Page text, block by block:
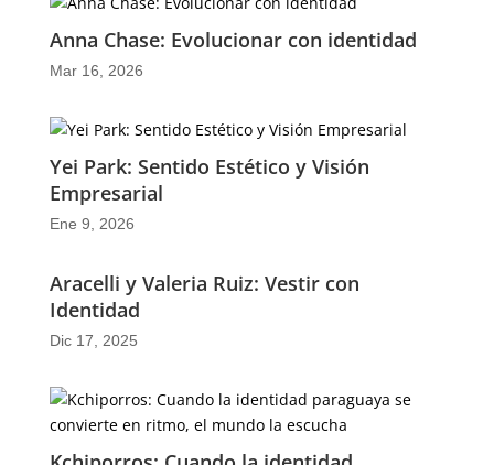
Anna Chase: Evolucionar con identidad
Mar 16, 2026
Yei Park: Sentido Estético y Visión
Empresarial
Ene 9, 2026
Aracelli y Valeria Ruiz: Vestir con
Identidad
Dic 17, 2025